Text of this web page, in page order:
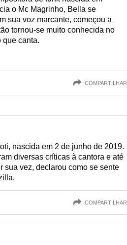
o Mc Magrinho, Bella se
sua voz marcante, começou a
tornou-se muito conhecida no
que canta.
COMPARTILHAR
nascida em 2 de junho de 2019.
diversas críticas à cantora e até
sua vez, declarou como se sente
COMPARTILHAR